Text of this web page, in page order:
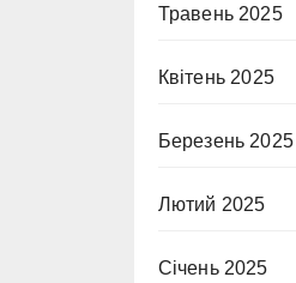
Травень 2025
Квітень 2025
Березень 2025
Лютий 2025
Січень 2025